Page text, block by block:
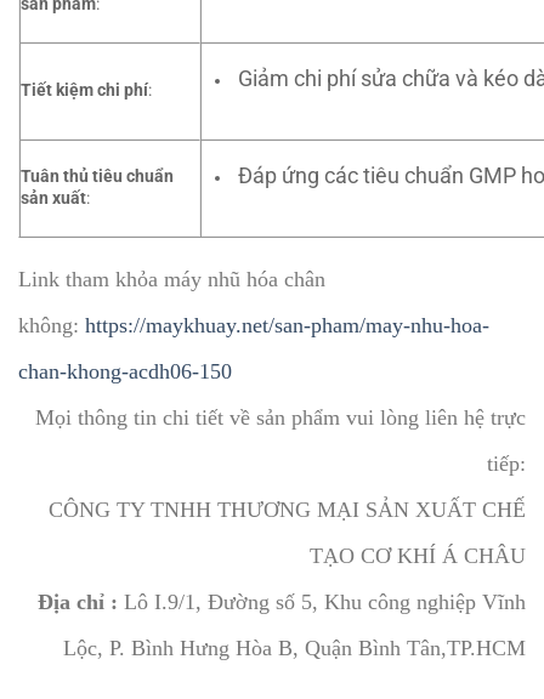
sản phẩm:
Tiết kiệm chi phí: Giảm chi phí sửa chữa và kéo
Tuân thủ tiêu chuẩn
sản xuất:
Đáp ứng các tiêu chuẩn GMP
Link tham khỏa máy nhũ hóa chân
không: https://maykhuay.net/san-pham/may-nhu-hoa-
chan-khong-acdh06-150
Mọi thông tin chi tiết về sản phẩm vui lòng liên hệ trực
tiếp:
CÔNG TY TNHH THƯƠNG MẠI SẢN XUẤT CHẾ
TẠO CƠ KHÍ Á CHÂU
Địa chỉ : Lô I.9/1, Đường số 5, Khu công nghiệp Vĩnh
Lộc, P. Bình Hưng Hòa B, Quận Bình Tân,TP.HCM